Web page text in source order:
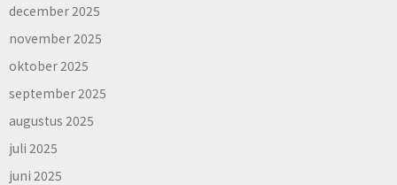
december 2025
november 2025
oktober 2025
september 2025
augustus 2025
juli 2025
juni 2025